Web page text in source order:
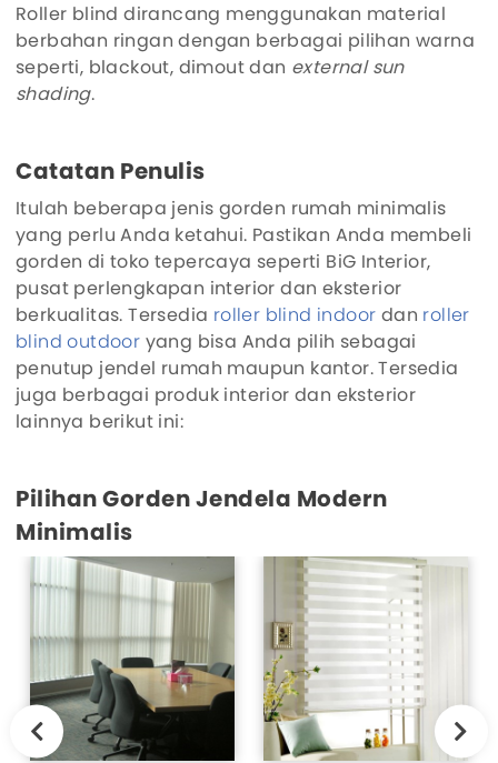
Roller blind dirancang menggunakan material
berbahan ringan dengan berbagai pilihan warna
seperti, blackout, dimout dan external sun
shading.
Catatan Penulis
Itulah beberapa jenis gorden rumah minimalis
yang perlu Anda ketahui. Pastikan Anda membeli
gorden di toko tepercaya seperti BiG Interior,
pusat perlengkapan interior dan eksterior
berkualitas. Tersedia roller blind indoor dan roller
blind outdoor yang bisa Anda pilih sebagai
penutup jendel rumah maupun kantor. Tersedia
juga berbagai produk interior dan eksterior
lainnya berikut ini:
Pilihan Gorden Jendela Modern
Minimalis